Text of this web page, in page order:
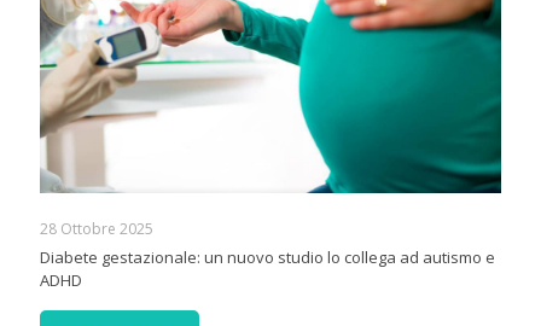
28 Ottobre 2025
Diabete gestazionale: un nuovo studio lo collega ad autismo e
ADHD